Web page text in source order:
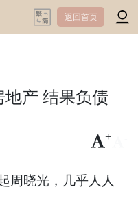
返回首页
产 结果负债
+
周晓光，几乎人人